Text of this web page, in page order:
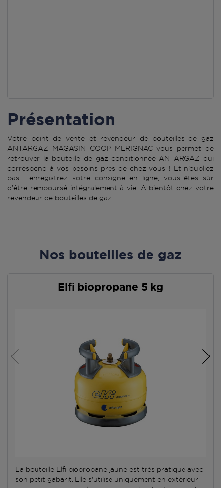
Présentation
Votre point de vente et revendeur de bouteilles de gaz
ANTARGAZ MAGASIN COOP MERIGNAC vous permet de
retrouver la bouteille de gaz conditionnée ANTARGAZ qui
correspond à vos besoins près de chez vous ! Et n’oubliez
pas : enregistrez votre consigne en ligne, vous êtes sûr
d’être remboursé intégralement à vie. A bientôt chez votre
revendeur de bouteilles de gaz.
Nos bouteilles de gaz
Elfi biopropane 5 kg
La bouteille Elfi biopropane jaune est très pratique avec
son petit gabarit. Elle s'utilise uniquement en extérieur